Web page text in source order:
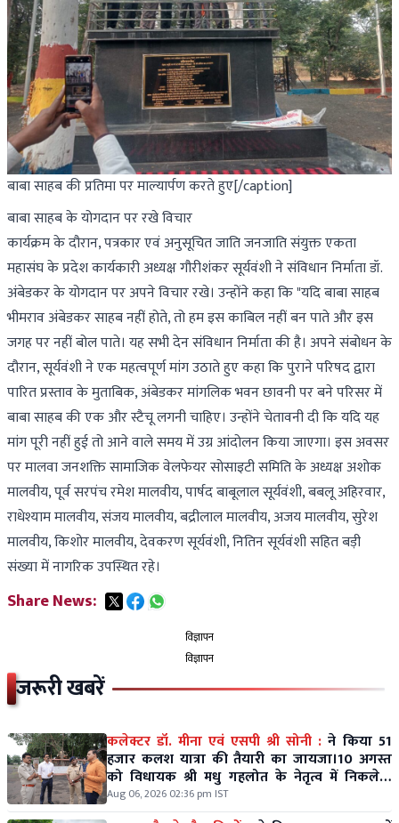
बाबा साहब की प्रतिमा पर माल्यार्पण करते हुए[/caption]
बाबा साहब के योगदान पर रखे विचार
कार्यक्रम के दौरान, पत्रकार एवं अनुसूचित जाति जनजाति संयुक्त एकता
महासंघ के प्रदेश कार्यकारी अध्यक्ष गौरीशंकर सूर्यवंशी ने संविधान निर्माता डॉ.
अंबेडकर के योगदान पर अपने विचार रखे। उन्होंने कहा कि "यदि बाबा साहब
भीमराव अंबेडकर साहब नहीं होते, तो हम इस काबिल नहीं बन पाते और इस
जगह पर नहीं बोल पाते। यह सभी देन संविधान निर्माता की है। अपने संबोधन के
दौरान, सूर्यवंशी ने एक महत्वपूर्ण मांग उठाते हुए कहा कि पुराने परिषद द्वारा
पारित प्रस्ताव के मुताबिक, अंबेडकर मांगलिक भवन छावनी पर बने परिसर में
बाबा साहब की एक और स्टैचू लगनी चाहिए। उन्होंने चेतावनी दी कि यदि यह
मांग पूरी नहीं हुई तो आने वाले समय में उग्र आंदोलन किया जाएगा। इस अवसर
पर मालवा जनशक्ति सामाजिक वेलफेयर सोसाइटी समिति के अध्यक्ष अशोक
मालवीय, पूर्व सरपंच रमेश मालवीय, पार्षद बाबूलाल सूर्यवंशी, बबलू अहिरवार,
राधेश्याम मालवीय, संजय मालवीय, बद्रीलाल मालवीय, अजय मालवीय, सुरेश
मालवीय, किशोर मालवीय, देवकरण सूर्यवंशी, नितिन सूर्यवंशी सहित बड़ी
संख्या में नागरिक उपस्थित रहे।
Share News:
विज्ञापन
विज्ञापन
जरूरी खबरें
कलेक्टर डॉ. मीना एवं एसपी श्री सोनी : ने किया 51
हजार कलश यात्रा की तैयारी का जायजा।10 अगस्त
को विधायक श्री मधु गहलोत के नेतृत्व में निकलेगी
विशाल कलश यात्रा।
Aug 06, 2026 02:36 pm IST